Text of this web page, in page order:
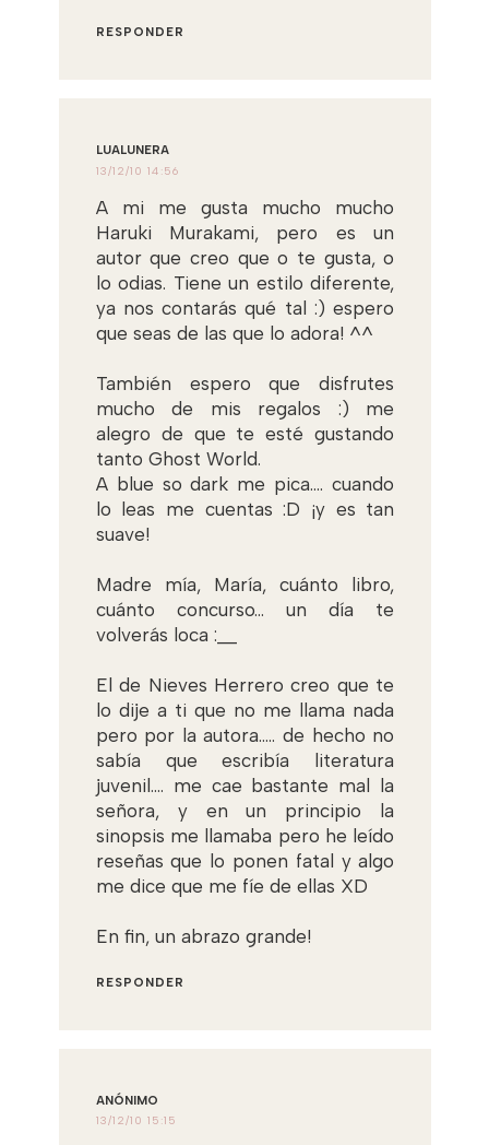
RESPONDER
LUALUNERA
13/12/10 14:56
A mi me gusta mucho mucho
Haruki Murakami, pero es un
autor que creo que o te gusta, o
lo odias. Tiene un estilo diferente,
ya nos contarás qué tal :) espero
que seas de las que lo adora! ^^
También espero que disfrutes
mucho de mis regalos :) me
alegro de que te esté gustando
tanto Ghost World.
A blue so dark me pica.... cuando
lo leas me cuentas :D ¡y es tan
suave!
Madre mía, María, cuánto libro,
cuánto concurso... un día te
volverás loca :__
El de Nieves Herrero creo que te
lo dije a ti que no me llama nada
pero por la autora..... de hecho no
sabía que escribía literatura
juvenil.... me cae bastante mal la
señora, y en un principio la
sinopsis me llamaba pero he leído
reseñas que lo ponen fatal y algo
me dice que me fíe de ellas XD
En fin, un abrazo grande!
RESPONDER
ANÓNIMO
13/12/10 15:15